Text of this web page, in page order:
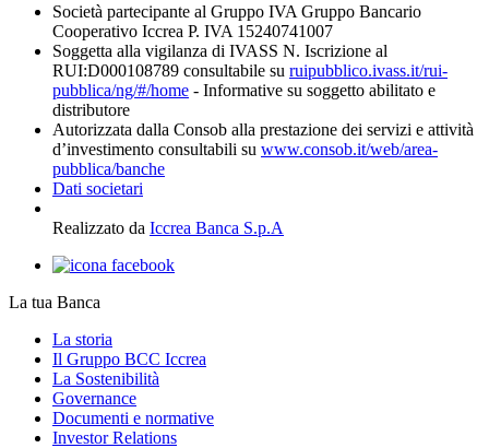
Società partecipante al Gruppo IVA Gruppo Bancario
Cooperativo Iccrea P. IVA 15240741007
Soggetta alla vigilanza di IVASS N. Iscrizione al
RUI:D000108789 consultabile su ruipubblico.ivass.it/rui-
pubblica/ng/#/home - Informative su soggetto abilitato e
distributore
Autorizzata dalla Consob alla prestazione dei servizi e attività
d’investimento consultabili su www.consob.it/web/area-
pubblica/banche
Dati societari
Realizzato da Iccrea Banca S.p.A
La tua Banca
La storia
Il Gruppo BCC Iccrea
La Sostenibilità
Governance
Documenti e normative
Investor Relations